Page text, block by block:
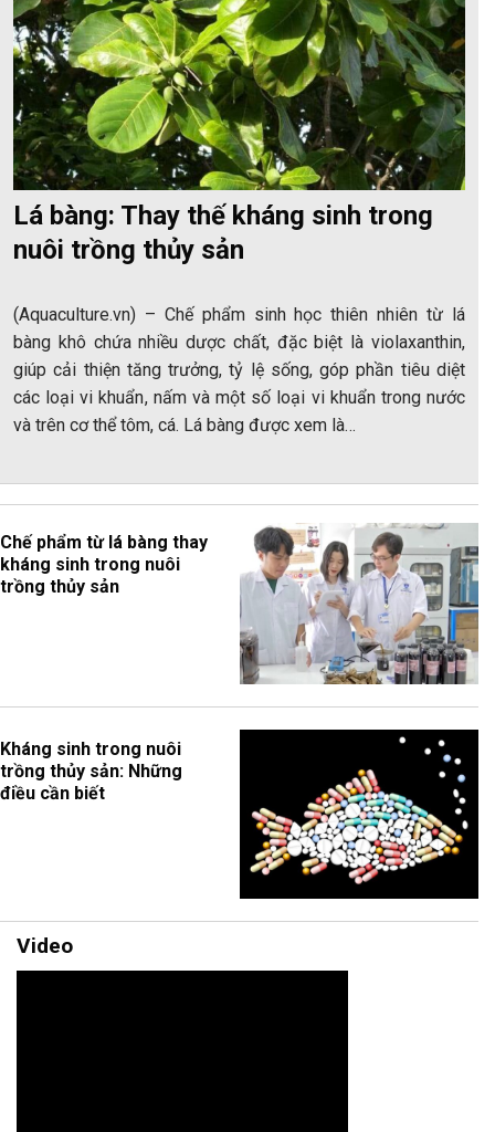
Lá bàng: Thay thế kháng sinh trong
nuôi trồng thủy sản
(Aquaculture.vn) – Chế phẩm sinh học thiên nhiên từ lá
bàng khô chứa nhiều dược chất, đặc biệt là violaxanthin,
giúp cải thiện tăng trưởng, tỷ lệ sống, góp phần tiêu diệt
các loại vi khuẩn, nấm và một số loại vi khuẩn trong nước
và trên cơ thể tôm, cá. Lá bàng được xem là…
Chế phẩm từ lá bàng thay
kháng sinh trong nuôi
trồng thủy sản
Kháng sinh trong nuôi
trồng thủy sản: Những
điều cần biết
Video